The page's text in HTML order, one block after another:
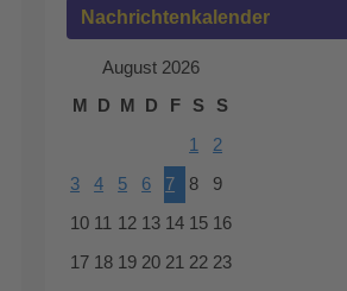
Nachrichtenkalender
August 2026
M
D M D F S S
1 2
3 4 5 6 7 8 9
10 11 12 13 14 15 16
17 18 19 20 21 22 23